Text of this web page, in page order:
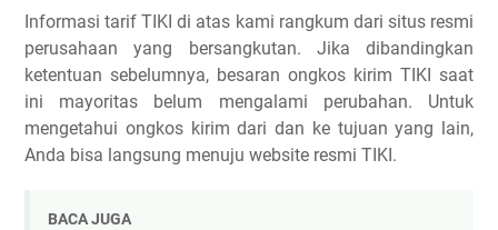
Informasi tarif TIKI di atas kami rangkum dari situs resmi
perusahaan yang bersangkutan. Jika dibandingkan
ketentuan sebelumnya, besaran ongkos kirim TIKI saat
ini mayoritas belum mengalami perubahan. Untuk
mengetahui ongkos kirim dari dan ke tujuan yang lain,
Anda bisa langsung menuju website resmi TIKI.
BACA JUGA